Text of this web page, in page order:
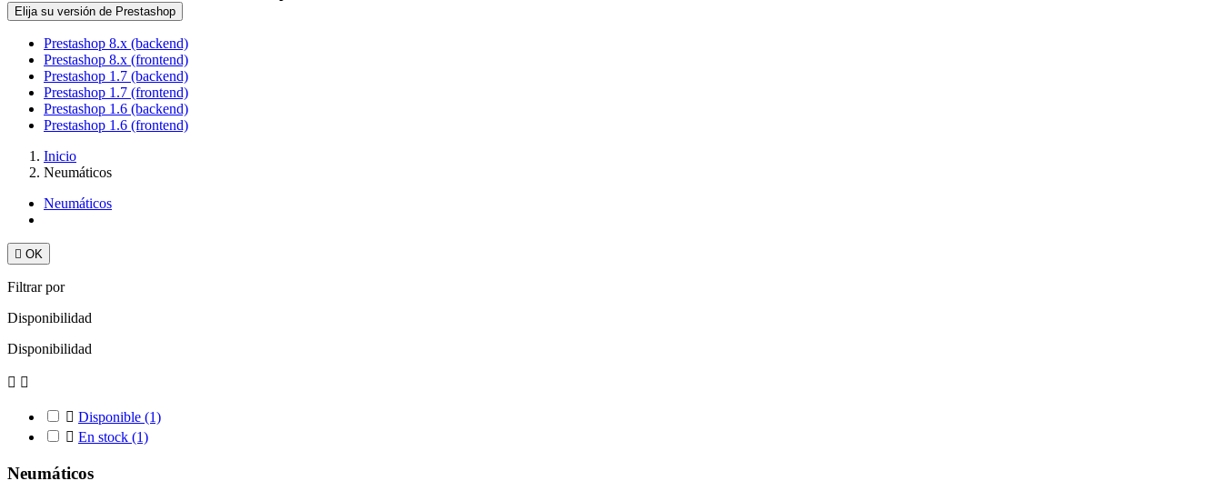
Elija su versión de Prestashop
Prestashop 8.x (backend)
Prestashop 8.x (frontend)
Prestashop 1.7 (backend)
Prestashop 1.7 (frontend)
Prestashop 1.6 (backend)
Prestashop 1.6 (frontend)
Inicio
Neumáticos
Neumáticos
 OK
Filtrar por
Disponibilidad
Disponibilidad
 
 Disponible (1)
 En stock (1)
Neumáticos